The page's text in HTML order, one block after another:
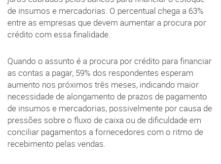
de insumos e mercadorias. O percentual chega a 63%
entre as empresas que devem aumentar a procura por
crédito com essa finalidade.
Quando o assunto é a procura por crédito para financiar
as contas a pagar, 59% dos respondentes esperam
aumento nos próximos três meses, indicando maior
necessidade de alongamento de prazos de pagamento
de insumos e mercadorias, possivelmente por causa de
pressões sobre o fluxo de caixa ou de dificuldade em
conciliar pagamentos a fornecedores com o ritmo de
recebimento pelas vendas.